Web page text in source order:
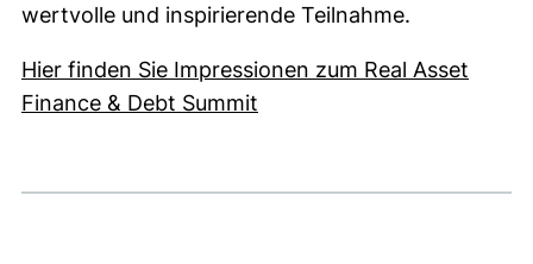
wertvolle und inspirierende Teilnahme.
Hier finden Sie Impressionen zum Real Asset
Finance & Debt Summit